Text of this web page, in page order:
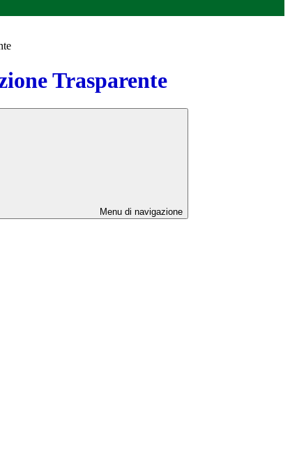
Trasparente
Menu di navigazione